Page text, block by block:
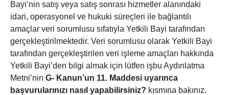
Bayi’nin satış veya satış sonrası hizmetler alanındaki
idari, operasyonel ve hukuki süreçleri ile bağlantılı
amaçlar veri sorumlusu sıfatıyla Yetkili Bayi tarafından
gerçekleştirilmektedir. Veri sorumlusu olarak Yetkili Bayi
tarafından gerçekleştirilen veri işleme amaçları hakkında
Yetkili Bayi’den bilgi almak için lütfen işbu Aydınlatma
Metni’nin G- Kanun’un 11. Maddesi uyarınca
başvurularınızı nasıl yapabilirsiniz? kısmına bakınız.